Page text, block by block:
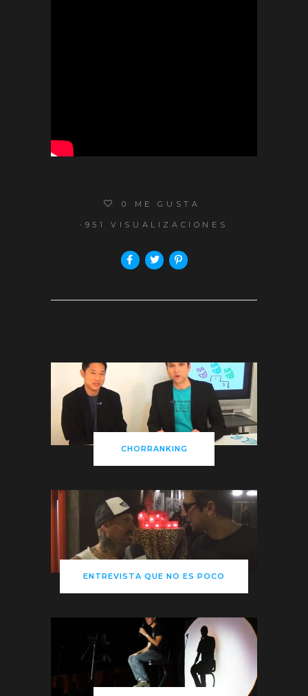
0 ME GUSTA
951 VISUALIZACIONES
CHORRANKING
ENTREVISTA QUE NO ES POCO